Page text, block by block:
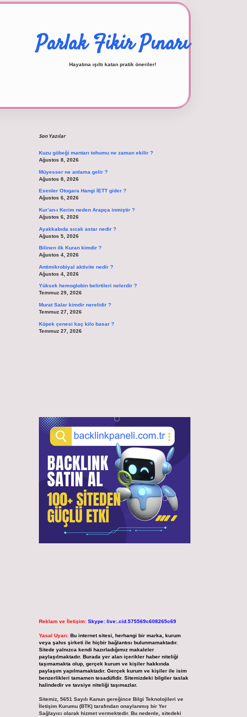
Parlak Fikir Pınarı
Hayatına ışıltı katan pratik öneriler!
Son Yazılar
Kuzu göbeği mantarı tohumu ne zaman ekilir ?
Ağustos 8, 2026
Müyesser ne anlama gelir ?
Ağustos 8, 2026
Esenler Otogara Hangi İETT gider ?
Ağustos 6, 2026
Kur’an-ı Kerim neden Arapça inmiştir ?
Ağustos 6, 2026
Ayakkabıda sıcak astar nedir ?
Ağustos 5, 2026
Bilinen ilk Kuran kimdir ?
Ağustos 4, 2026
Antimikrobiyal aktivite nedir ?
Ağustos 4, 2026
Yüksek hemoglobin belirtileri nelerdir ?
Temmuz 29, 2026
Murat Salar kimdir nerelidir ?
Temmuz 27, 2026
Köpek çenesi kaç kilo basar ?
Temmuz 27, 2026
Reklam ve İletişim: Skype: live:.cid.575569c608265c69
Yasal Uyarı: Bu internet sitesi, herhangi bir marka, kurum
veya şahıs şirketi ile hiçbir bağlantısı bulunmamaktadır.
Sitede yalnızca kendi hazırladığımız makaleler
paylaşılmaktadır. Burada yer alan içerikler haber niteliği
taşımamakta olup, gerçek kurum ve kişiler hakkında
paylaşım yapılmamaktadır. Gerçek kurum ve kişiler ile isim
benzerlikleri tamamen tesadüfidir. Sitemizdeki bilgiler taslak
halindedir ve tavsiye niteliği taşımazlar.
Sitemiz, 5651 Sayılı Kanun gereğince Bilgi Teknolojileri ve
İletişim Kurumu (BTK) tarafından onaylanmış bir Yer
Sağlayıcı olarak hizmet vermektedir. Bu nedenle, sitedeki